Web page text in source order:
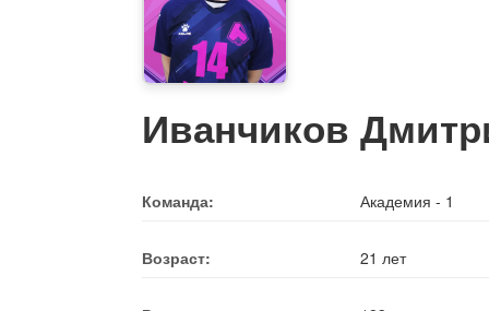
Иванчиков
Команда: Академия - 1
Возраст: 21 лет